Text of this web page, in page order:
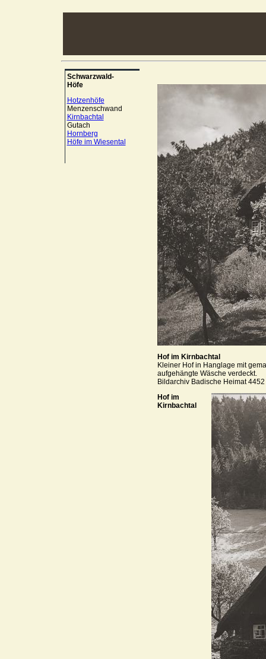
Schwarzwald-
Höfe
Hotzenhöfe
Menzenschwand
Kirnbachtal
Gutach
Hornberg
Höfe im Wiesental
Hof im Kirnbachtal
Kleiner Hof in Hanglage mit
aufgehängte Wäsche verdeckt.
Bildarchiv Badische Heimat 4452
Hof im
Kirnbachtal